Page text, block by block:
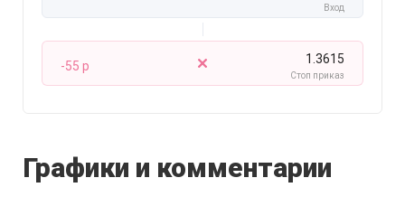
Вход
-55 p 1.3615
Стоп приказ
Графики и комментарии